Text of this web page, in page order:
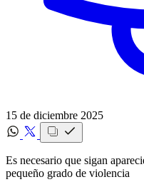
15 de diciembre 2025
Es necesario que sigan
pequeño grado de violencia